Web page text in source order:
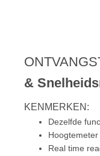
&
KENMERKEN:
Dezelfde
Real time